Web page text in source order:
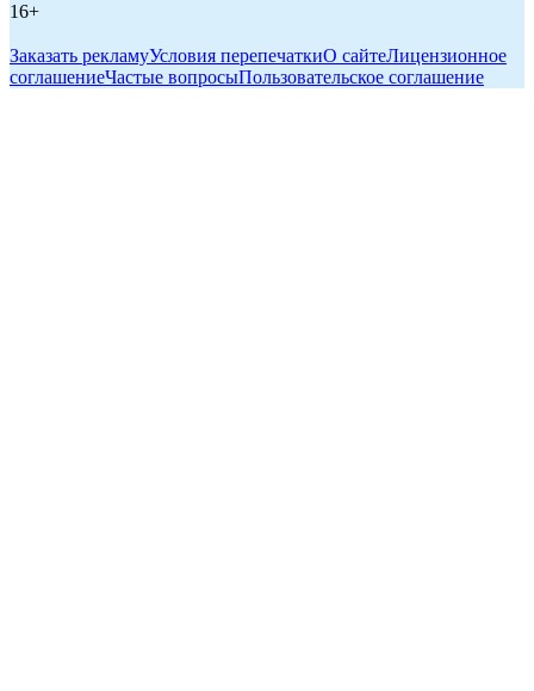
16+
Заказать рекламуУсловия перепечаткиО сайтеЛицензионное
соглашениеЧастые вопросыПользовательское соглашение